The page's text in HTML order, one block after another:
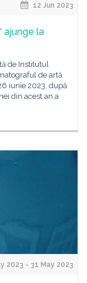
12 Jun 2023
ajunge la
de Institutul
de artă
iunie 2023, după
din acest an a
2023 - 31 May 2023